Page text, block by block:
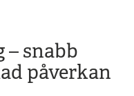
snabb
påverkan